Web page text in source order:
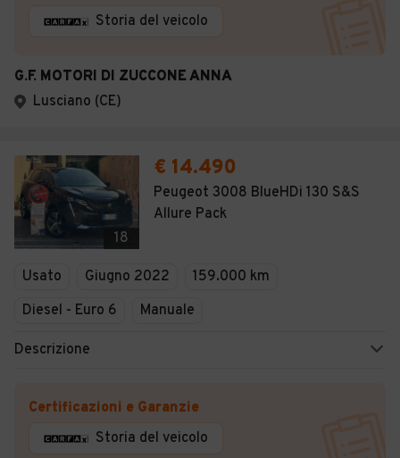
Storia del veicolo
G.F. MOTORI DI ZUCCONE ANNA
Lusciano (CE)
18
€ 14.490
Peugeot 3008 BlueHDi 130 S&S
Allure Pack
Usato Giugno 2022
159.000 km
Diesel - Euro 6
Manuale
Descrizione
Certificazioni e Garanzie
Storia del veicolo